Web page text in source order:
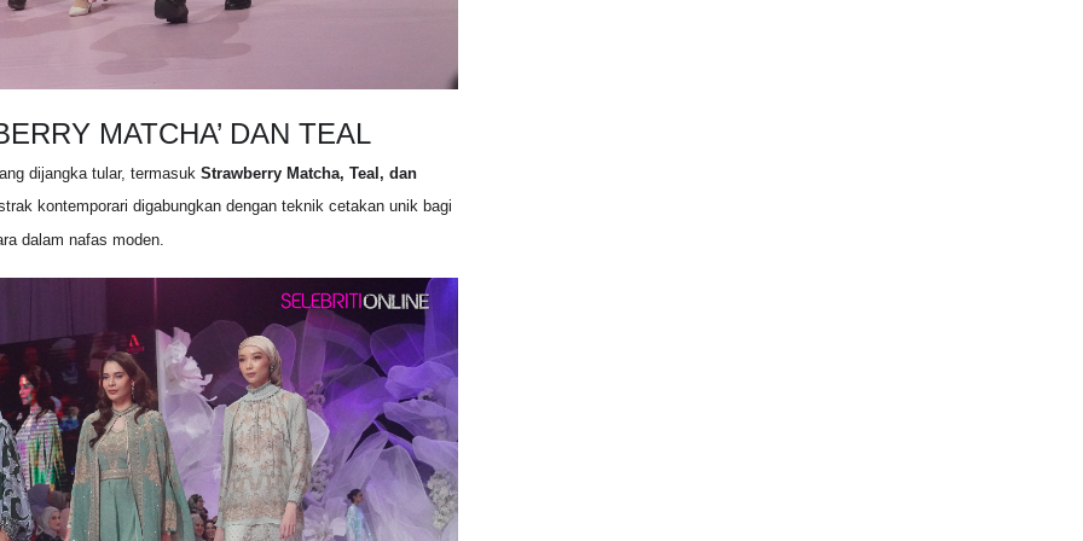
MATCHA’ DAN TEAL
dijangka tular, termasuk Strawberry Matcha, Teal, dan
kontemporari digabungkan dengan teknik cetakan unik bagi
dalam nafas moden.